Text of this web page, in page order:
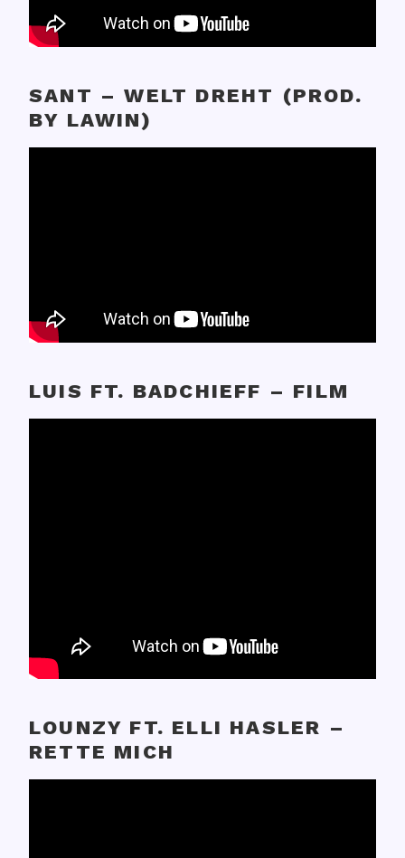
SANT – WELT DREHT (PROD.
BY LAWIN)
LUIS FT. BADCHIEFF – FILM
LOUNZY FT. ELLI HASLER –
RETTE MICH